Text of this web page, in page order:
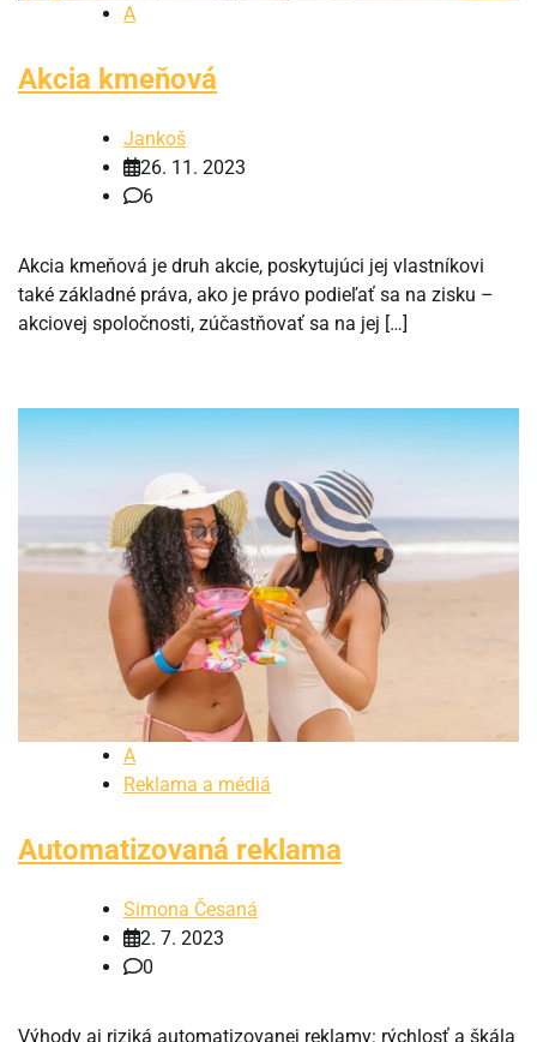
A
Akcia kmeňová
Jankoš
26. 11. 2023
6
Akcia kmeňová je druh akcie, poskytujúci jej vlastníkovi
také základné práva, ako je právo podieľať sa na zisku –
akciovej spoločnosti, zúčastňovať sa na jej […]
A
Reklama a médiá
Automatizovaná reklama
Simona Česaná
2. 7. 2023
0
Výhody aj riziká automatizovanej reklamy: rýchlosť a škála